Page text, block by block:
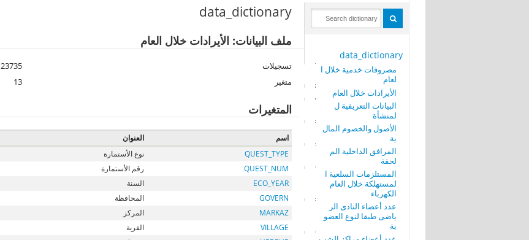
data_dictionary
مصروفات خدمية خلال ا
لعام
الأيرادات خلال العام
البيانات التعريفية ل
لمنشأة
الأصول والخصوم المال
ية
المرافق الداخلية الم
لحقة
المستلزمات السلعية ا
لمستهلكة خلال العام
الكهرباء
عدد أعضاء النادى الر
ياضى طبقا لنوع العضو
ية
data_dictionary
ملف البيانات: الأيرادات خلال العام
تسجيلات
23735
متغير
13
المتغيرات
اسم العنوان
QUEST_TYPE
نوع الأستمارة
QUEST_NUM
رقم الأستمارة
ECO_YEAR
السنة
GOVERN
المحافظة
MARKAZ
المركز
VILLAGE
القرية